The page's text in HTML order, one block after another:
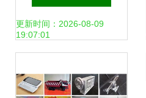
国软件外包服务展
更新时间：2026-08-09
19:07:01